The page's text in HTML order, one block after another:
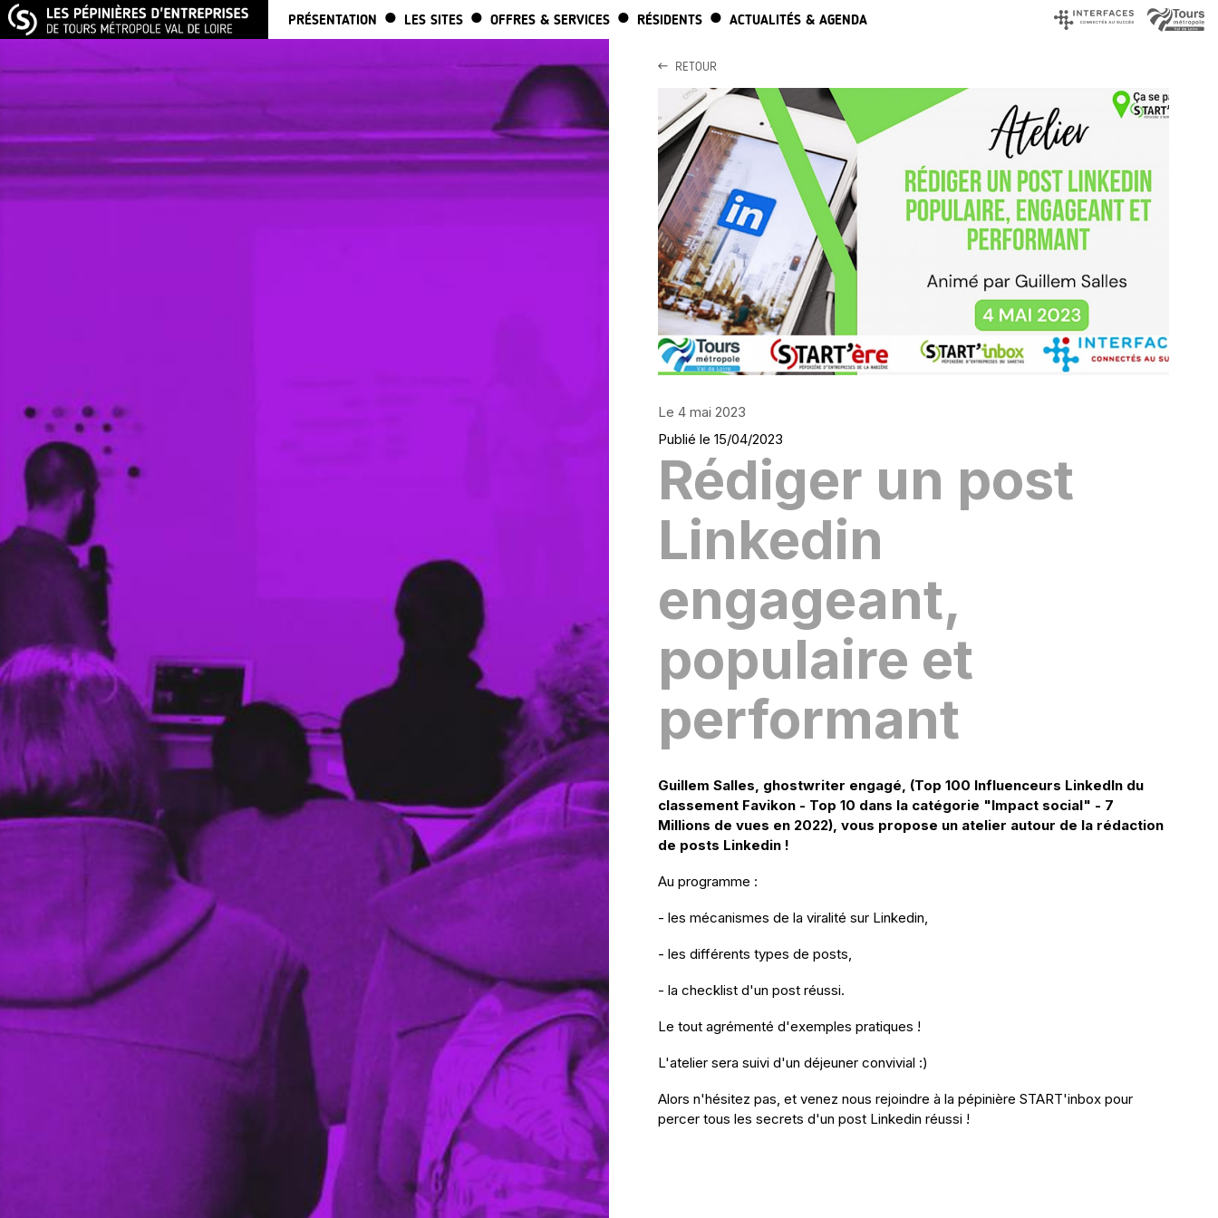
ALLER AU CONTENU PRINCIPAL
PRÉSENTATION LES SITES OFFRES & SERVICES RÉSIDENTS ACTUALITÉS & AGENDA
RETOUR
Le 4 mai 2023
Publié le 15/04/2023
Rédiger un post
Linkedin
engageant,
populaire et
performant
G uillem Salles, ghostwriter engagé, (Top 100 Influenceurs LinkedIn du
classement Favikon - Top 10 dans la catégorie "Impact social" - 7
Millions de vues en 2022), vous propose un atelier autour de la rédaction
de posts Linkedin !
A u programme :
- les mécanismes de la viralité sur Linkedin,
- les différents types de posts,
- la checklist d'un post réussi.
L e tout agrémenté d'exemples pratiques !
L 'atelier sera suivi d'un déjeuner convivial :)
A lors n'hésitez pas, et venez nous rejoindre à la pépinière START'inbox pour
percer tous les secrets d'un post Linkedin réussi !